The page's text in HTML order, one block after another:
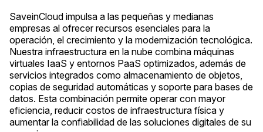
SaveinCloud impulsa a las pequeñas y medianas
empresas al ofrecer recursos esenciales para la
operación, el crecimiento y la modernización tecnológica.
Nuestra infraestructura en la nube combina máquinas
virtuales IaaS y entornos PaaS optimizados, además de
servicios integrados como almacenamiento de objetos,
copias de seguridad automáticas y soporte para bases de
datos. Esta combinación permite operar con mayor
eficiencia, reducir costos de infraestructura física y
aumentar la confiabilidad de las soluciones digitales de su